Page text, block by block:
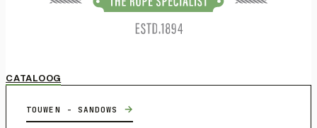
CATALOOG
TOUWEN - SANDOWS →